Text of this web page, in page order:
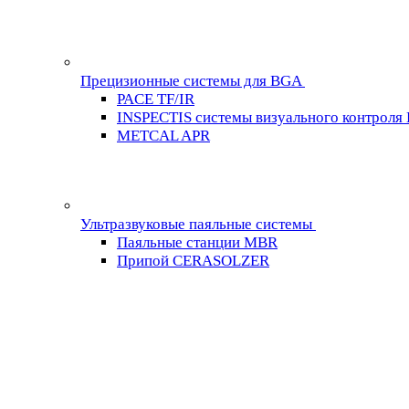
Прецизионные системы для BGA
PACE TF/IR
INSPECTIS системы визуального контроля
METCAL APR
Ультразвуковые паяльные системы
Паяльные станции MBR
Припой CERASOLZER